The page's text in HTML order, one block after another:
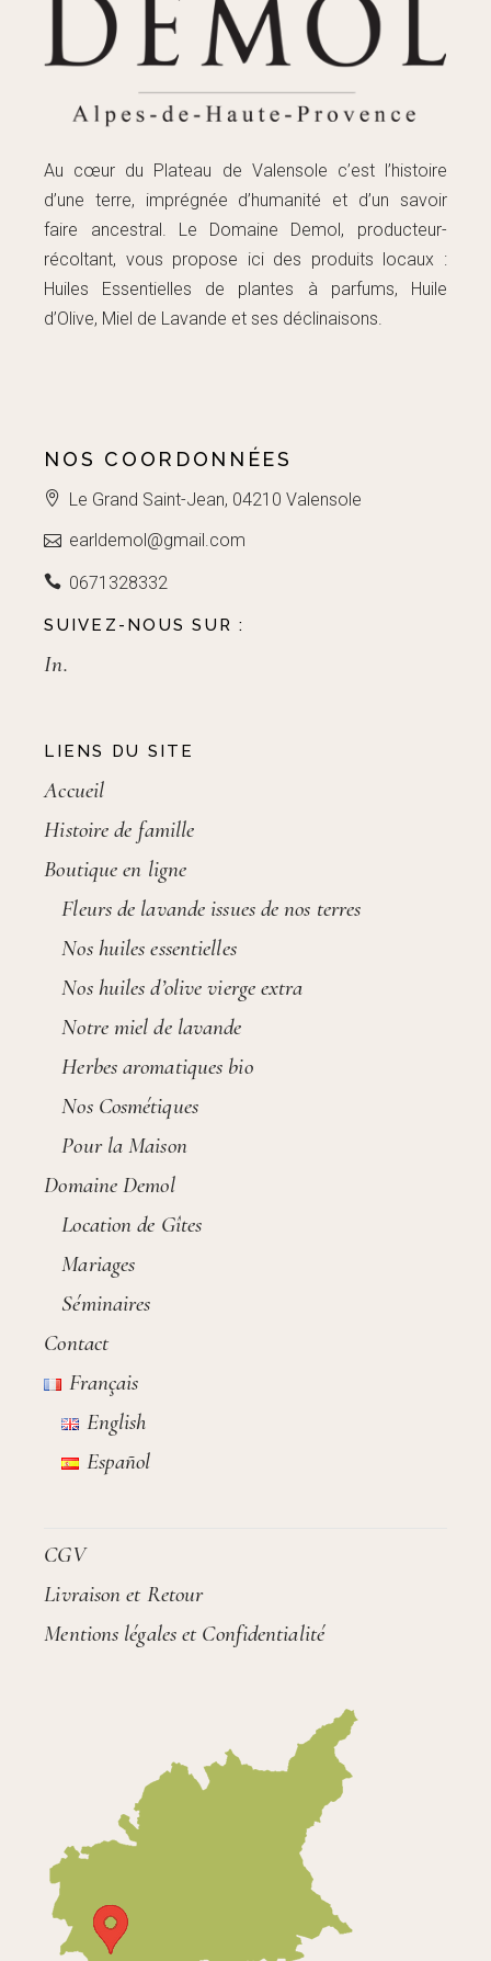
Au cœur du Plateau de Valensole c’est l’histoire
d’une terre, imprégnée d’humanité et d’un savoir
faire ancestral. Le Domaine Demol, producteur-
récoltant, vous propose ici des produits locaux :
Huiles Essentielles de plantes à parfums, Huile
d’Olive, Miel de Lavande et ses déclinaisons.
NOS COORDONNÉES
Le Grand Saint-Jean, 04210 Valensole
earldemol@gmail.com
0671328332
SUIVEZ-NOUS SUR :
In.
LIENS DU SITE
Accueil
Histoire de famille
Boutique en ligne
Fleurs de lavande issues de nos terres
Nos huiles essentielles
Nos huiles d’olive vierge extra
Notre miel de lavande
Herbes aromatiques bio
Nos Cosmétiques
Pour la Maison
Domaine Demol
Location de Gîtes
Mariages
Séminaires
Contact
Français
English
Español
CGV
Livraison et Retour
Mentions légales et Confidentialité